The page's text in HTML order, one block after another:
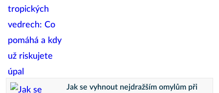
Jak se vyhnout nejdražším omylům při